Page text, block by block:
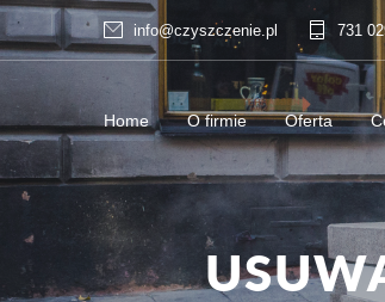
info@czyszczenie.pl 731
Home O firmie Oferta